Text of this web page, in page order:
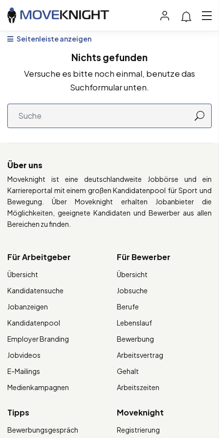
Seitenleiste anzeigen
Nichts gefunden
Versuche es bitte noch einmal, benutze das
Suchformular unten.
Über uns
Moveknight ist eine deutschlandweite Jobbörse und ein
Karriereportal mit einem großen Kandidatenpool für Sport und
Bewegung. Über Moveknight erhalten Jobanbieter die
Möglichkeiten, geeignete Kandidaten und Bewerber aus allen
Bereichen zu finden.
Für Arbeitgeber
Übersicht
Kandidatensuche
Jobanzeigen
Kandidatenpool
Employer Branding
Jobvideos
E-Mailings
Medienkampagnen
Für Bewerber
Übersicht
Jobsuche
Berufe
Lebenslauf
Bewerbung
Arbeitsvertrag
Gehalt
Arbeitszeiten
Tipps
Bewerbungsgespräch
Moveknight
Registrierung